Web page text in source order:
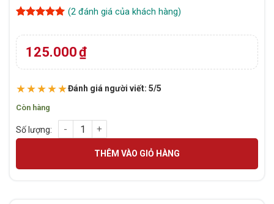
dựa trên
đánh giá
(2 đánh giá của khách hàng)
125.000₫
★★★★★Đánh giá người viết: 5/5
Còn hàng
USB WIFI TP-LINK TL-WN725N số lượng
THÊM VÀO GIỎ HÀNG